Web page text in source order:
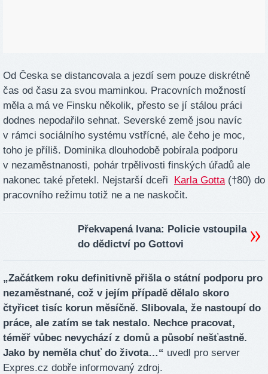
Od Česka se distancovala a jezdí sem pouze diskrétně
čas od času za svou maminkou. Pracovních možností
měla a má ve Finsku několik, přesto se jí stálou práci
dodnes nepodařilo sehnat. Severské země jsou navíc
v rámci sociálního systému vstřícné, ale čeho je moc,
toho je příliš. Dominika dlouhodobě pobírala podporu
v nezaměstnanosti, pohár trpělivosti finských úřadů ale
nakonec také přetekl. Nejstarší dceři
Karla Gotta(†80) do
pracovního režimu totiž ne a ne naskočit.
Překvapená Ivana: Policie vstoupila
do dědictví po Gottovi
„Začátkem roku definitivně přišla o státní podporu pro
nezaměstnané, což v jejím případě dělalo skoro
čtyřicet tisíc korun měsíčně. Slibovala, že nastoupí do
práce, ale zatím se tak nestalo. Nechce pracovat,
téměř vůbec nevychází z domů a působí nešťastně.
Jako by neměla chuť do života…“ uvedl pro server
Expres.cz dobře informovaný zdroj.